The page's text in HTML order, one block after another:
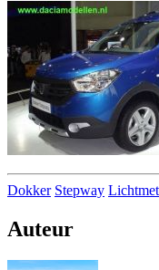
Dokker Stepway
Auteur